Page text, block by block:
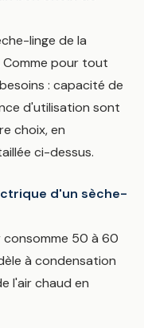
linge de la
Comme pour tout
: capacité de
d'utilisation sont
choix, en
ci-dessus.
d'un sèche-
consomme 50 à 60
à condensation
l'air chaud en